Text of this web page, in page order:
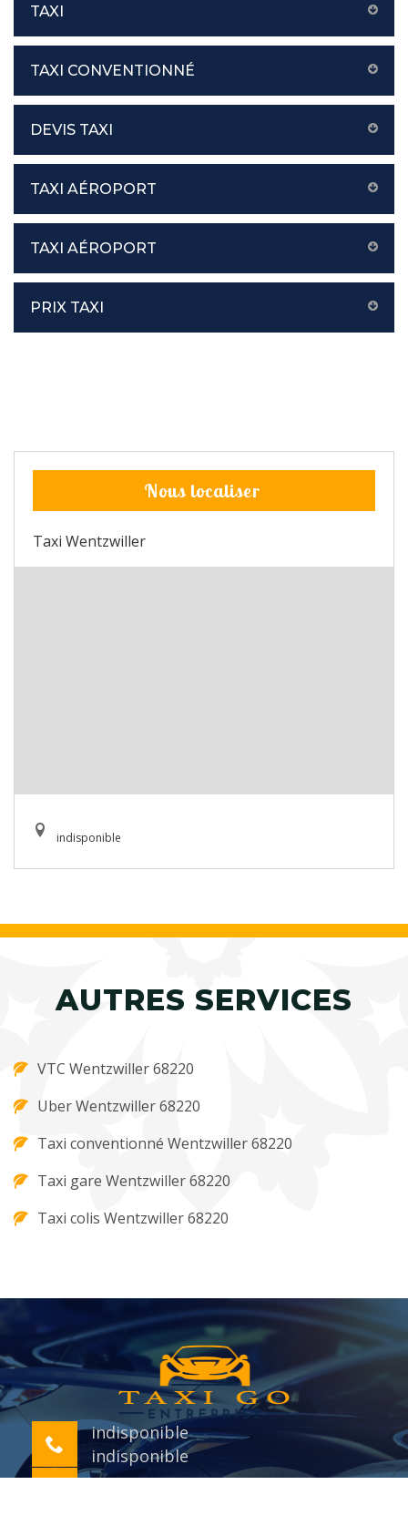
TAXI
TAXI CONVENTIONNÉ
DEVIS TAXI
TAXI AÉROPORT
TAXI AÉROPORT
PRIX TAXI
Nous localiser
Taxi Wentzwiller
indisponible
AUTRES SERVICES
VTC Wentzwiller 68220
Uber Wentzwiller 68220
Taxi conventionné Wentzwiller 68220
Taxi gare Wentzwiller 68220
Taxi colis Wentzwiller 68220
indisponible
indisponible